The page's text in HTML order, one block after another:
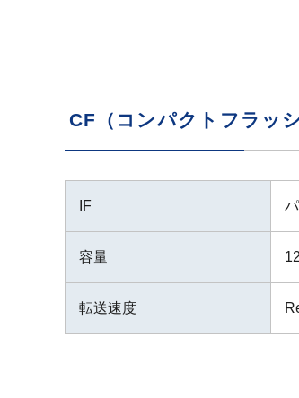
CF（コンパクトフラッシ
IF
容量
転送速度